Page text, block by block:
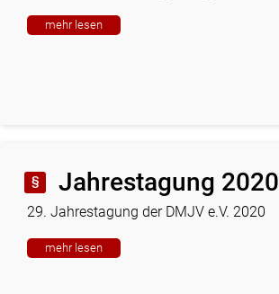
mehr lesen
Jahrestagung 2020
29. Jahrestagung der DMJV e.V. 2020
mehr lesen